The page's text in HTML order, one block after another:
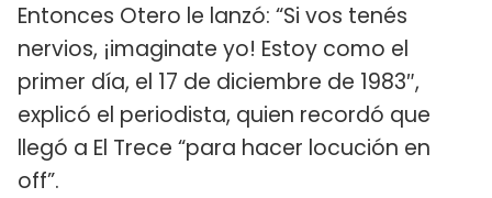
Entonces Otero le lanzó: “Si vos tenés
nervios, ¡imaginate yo! Estoy como el
primer día, el 17 de diciembre de 1983″,
explicó el periodista, quien recordó que
llegó a El Trece “para hacer locución en
off”.